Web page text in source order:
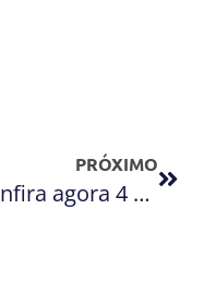
PRÓXIMO
Confira agora 4 dicas para guardar itens de estoque de forma compacta!